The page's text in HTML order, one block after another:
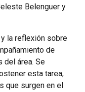
Belenguer y
la reflexión sobre
de
del área. Se
esta tarea,
que surgen en el